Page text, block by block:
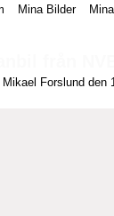
Mina Bilder
Mikael Forslund den